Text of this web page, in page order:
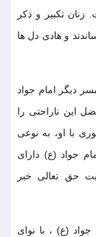
تكبير و ذكر
و هادى دل ها
ديگر امام جواد
اين ناراحتى را
با او، به نوعى
جواد (ع) داراى
حق تعالى خبر
(ع) ، با نواى